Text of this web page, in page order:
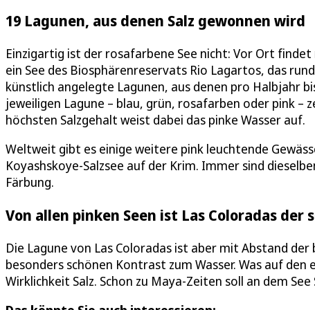
19 Lagunen, aus denen Salz gewonnen wird
Einzigartig ist der rosafarbene See nicht: Vor Ort
ein See des Biosphärenreservats Rio Lagartos, das
künstlich angelegte Lagunen, aus denen pro Halbjahr
jeweiligen Lagune – blau, grün, rosafarben oder pink –
höchsten Salzgehalt weist dabei das pinke Wasser auf.
Weltweit gibt es einige weitere pink leuchtende
Koyashskoye-Salzsee auf der Krim. Immer sind
Färbung.
Von allen pinken Seen ist Las Coloradas der
Die Lagune von Las Coloradas ist aber mit Abstand
besonders schönen Kontrast zum Wasser. Was auf
Wirklichkeit Salz. Schon zu Maya-Zeiten soll an dem